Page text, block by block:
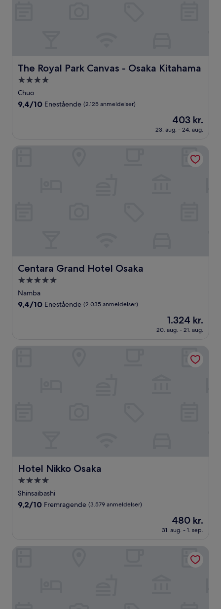
The Royal Park Canvas - Osaka Kitahama
The Royal Park Canvas - Osaka Kitahama
4.0-
stjernet
overnatningssted
Chuo
9.4
(2.125
9,4/10 Enestående (2.125 anmeldelser)
Prisen
er
403 kr.
403 kr.
23. aug. - 24. aug.
Centara Grand Hotel Osaka
Centara Grand Hotel Osaka
5.0-
stjernet
overnatningssted
Namba
9.4
(2.035
9,4/10 Enestående (2.035 anmeldelser)
Prisen
er
1.324 kr.
1.324 kr.
20. aug. - 21. aug.
Hotel Nikko Osaka
Hotel Nikko Osaka
4.0-
stjernet
overnatningssted
Shinsaibashi
9.2
(3.579
9,2/10 Fremragende (3.579 anmeldelser)
Prisen
er
480 kr.
480 kr.
31. aug. - 1. sep.